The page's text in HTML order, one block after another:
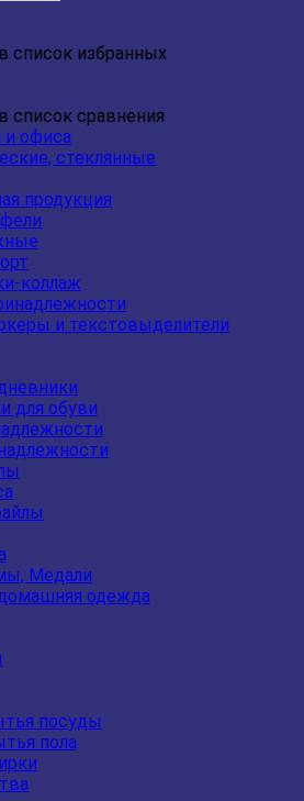
список избранных
список сравнения
и офиса
стеклянные
продукция
коллаж
и текстовыделители
для обуви
Медали
одежда
посуды
пола